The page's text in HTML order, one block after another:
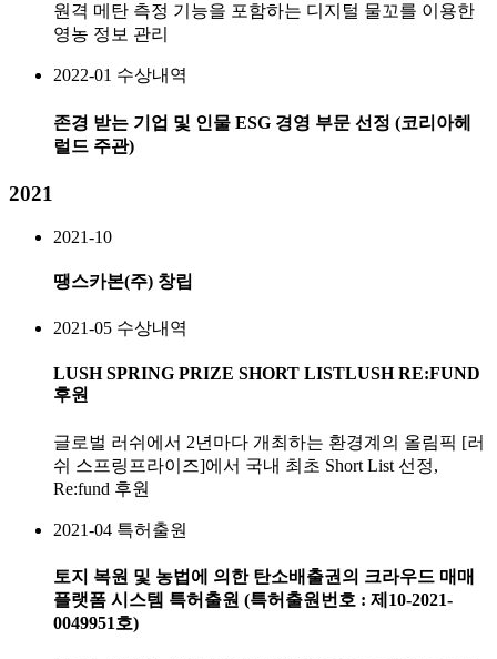
원격 메탄 측정 기능을 포함하는 디지털 물꼬를 이용한
영농 정보 관리
2022-01 수상내역
존경 받는 기업 및 인물 ESG 경영 부문 선정 (코리아헤
럴드 주관)
2021
2021-10
땡스카본(주) 창립
2021-05 수상내역
LUSH SPRING PRIZE SHORT LISTLUSH RE:FUND
후원
글로벌 러쉬에서 2년마다 개최하는 환경계의 올림픽 [러
쉬 스프링프라이즈]에서 국내 최초 Short List 선정,
Re:fund 후원
2021-04 특허출원
토지 복원 및 농법에 의한 탄소배출권의 크라우드 매매
플랫폼 시스템 특허출원 (특허출원번호 : 제10-2021-
0049951호)